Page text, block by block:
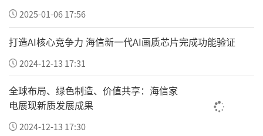
善健康驿站标准化运营体系，持续扩容全国爱
心公益联盟合作体量，面向全国各级学校、爱
心企业、社会组织、志愿者开放合作通道。
愿各界同仁携手加盟金钥匙工程，以实业之力
为基、智能科技为翼、全民善意为炬，同心守
护少年儿童快乐成长、银发老人平安归家，用
2025-01-06 17:56
打造AI核心竞争力 海信新一代AI画质芯片完成功能验证
2024-12-13 17:31
全球布局、绿色制造、价值共享：海信家
电展现新质发展成果
2024-12-13 17:30